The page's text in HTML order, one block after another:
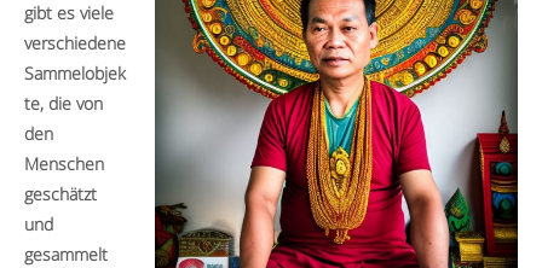
gibt es viele
verschiedene
Sammelobjek
te, die von
den
Menschen
geschätzt
und
gesammelt